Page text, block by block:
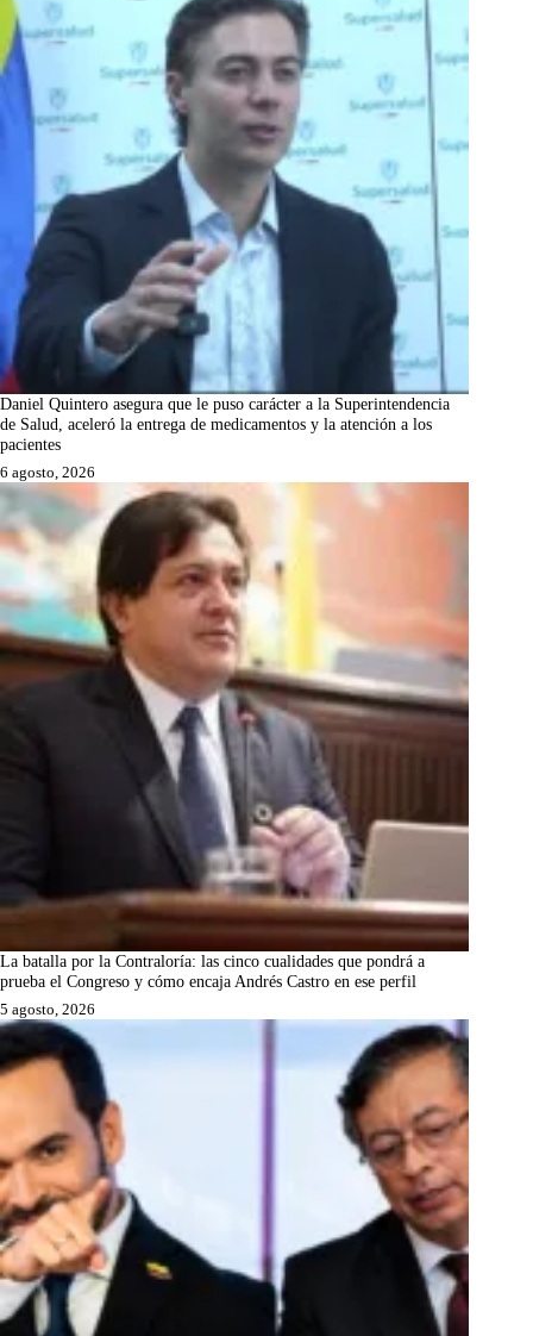
Daniel Quintero asegura que le puso carácter a la Superintendencia
de Salud, aceleró la entrega de medicamentos y la atención a los
pacientes
6 agosto, 2026
La batalla por la Contraloría: las cinco cualidades que pondrá a
prueba el Congreso y cómo encaja Andrés Castro en ese perfil
5 agosto, 2026